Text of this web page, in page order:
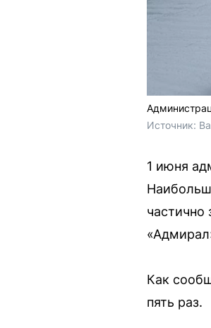
Источник:
1 июня
частично
Как
пять раз.